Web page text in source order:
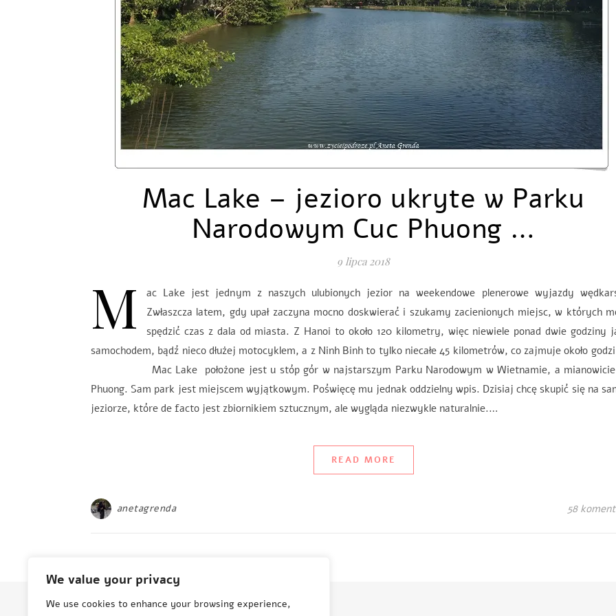
We value your privacy
We use cookies to enhance your browsing experience,
Mac Lake – jezioro ukryte w Parku
Narodowym Cuc Phuong …
9 lipca 2018
M
ac Lake jest jednym z naszych ulubionych jezior na weekendowe plenerowe wyjazdy
Zwłaszcza latem, gdy upał zaczyna mocno doskwierać i szukamy zacienionych miejsc, w których
spędzić czas z dala od miasta. Z Hanoi to około 120 kilometry, więc niewiele ponad dwie godziny
samochodem, bądź nieco dłużej motocyklem, a z Ninh Binh to tylko niecałe 45 kilometrów, co zajmuje około
Mac Lake położone jest u stóp gór w najstarszym Parku Narodowym w Wietnamie, a mianowicie
Phuong. Sam park jest miejscem wyjątkowym. Poświęcę mu jednak oddzielny wpis. Dzisiaj chcę skupić się na
jeziorze, które de facto jest zbiornikiem sztucznym, ale wygląda niezwykle naturalnie.…
READ MORE
anetagrenda 58